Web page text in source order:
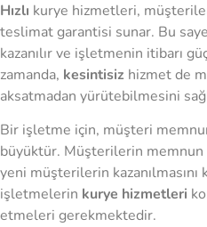
Hızlı kurye hizmetleri,
teslimat garantisi sunar. Bu
kazanılır ve işletmenin itibarı
zamanda, kesintisiz hizmet de
aksatmadan yürütebilmesini
Bir işletme için, müşteri
büyüktür. Müşterilerin memnun
yeni müşterilerin kazanılmasını
işletmelerin kurye hizmetleri
etmeleri gerekmektedir.